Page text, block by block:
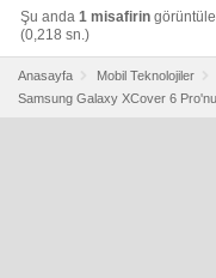
Şu anda 1 misafirin
(0,218 sn.)
Anasayfa Mobil Teknolojiler
Samsung Galaxy XCover 6